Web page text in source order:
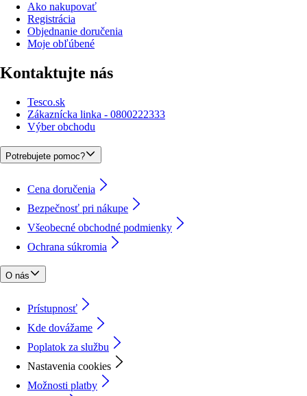
Ako nakupovať
Registrácia
Objednanie doručenia
Moje obľúbené
Kontaktujte nás
Tesco.sk
Zákaznícka linka - 0800222333
Výber obchodu
Potrebujete pomoc?
Cena doručenia
Bezpečnosť pri nákupe
Všeobecné obchodné podmienky
Ochrana súkromia
O nás
Prístupnosť
Kde dovážame
Poplatok za službu
Nastavenia cookies
Možnosti platby